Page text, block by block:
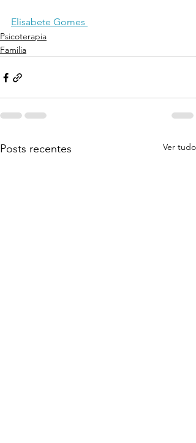
Elisabete Gomes
Psicoterapia
Familia
Posts recentes Ver tudo